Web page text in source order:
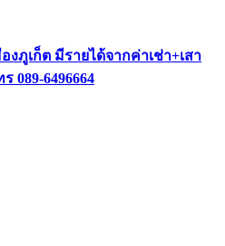
งภูเก็ต มีรายได้จากค่าเช่า+เสา
6496664